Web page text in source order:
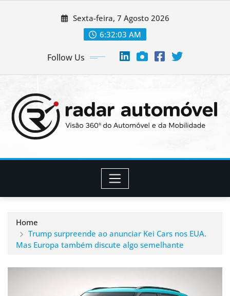
Sexta-feira, 7 Agosto 2026
6:32:04 AM
Follow Us
Home
Trump surpreende ao anunciar Kei Cars nos EUA.
Mas Europa também discute algo semelhante